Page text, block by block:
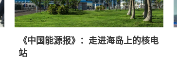
《中国能源报》：走进海岛上的核电
站